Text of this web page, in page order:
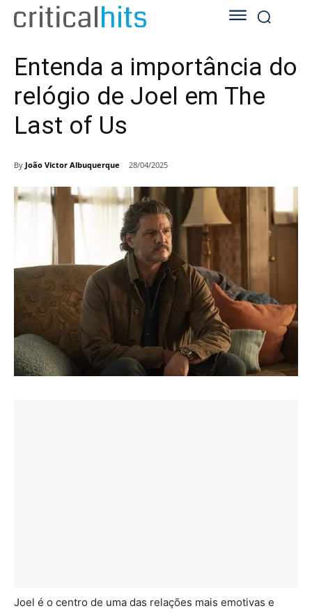
Entenda a importância do
relógio de Joel em The
Last of Us
By João Victor Albuquerque 28/04/2025
Joel é o centro de uma das relações mais emotivas e